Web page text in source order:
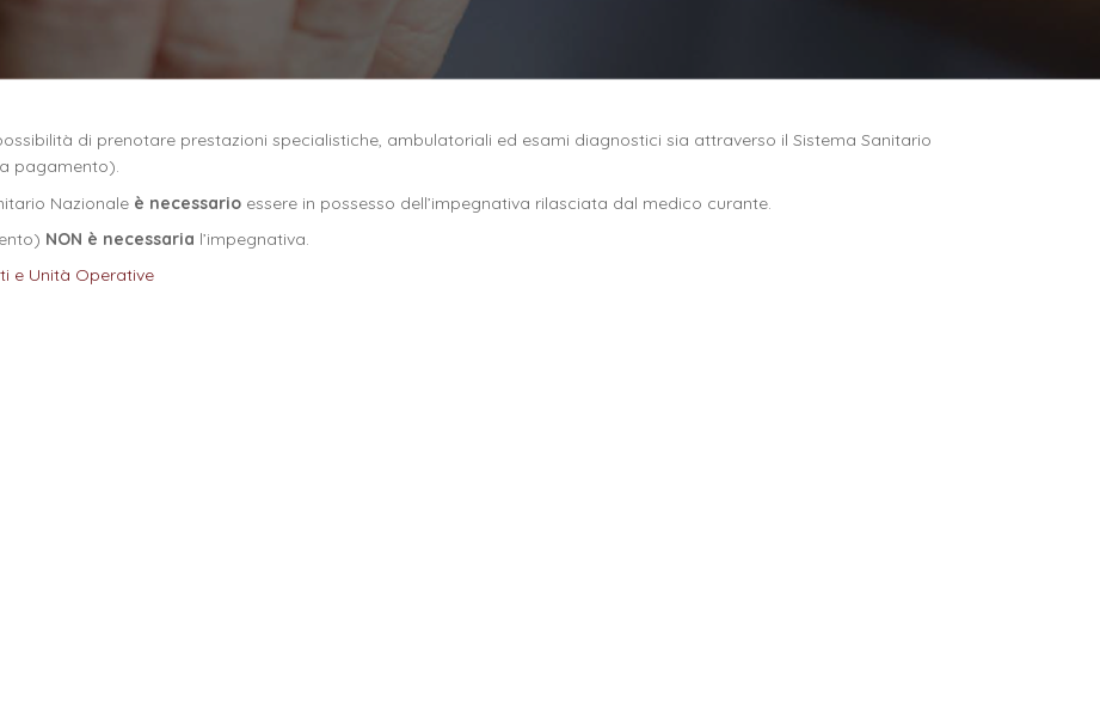
di prenotare prestazioni specialistiche, ambulatoriali ed esami diagnostici sia attraverso il Sistema Sanitario
pagamento).
Nazionale è necessario essere in possesso dell’impegnativa rilasciata dal medico curante.
NON è necessaria l’impegnativa.
e Unità Operative